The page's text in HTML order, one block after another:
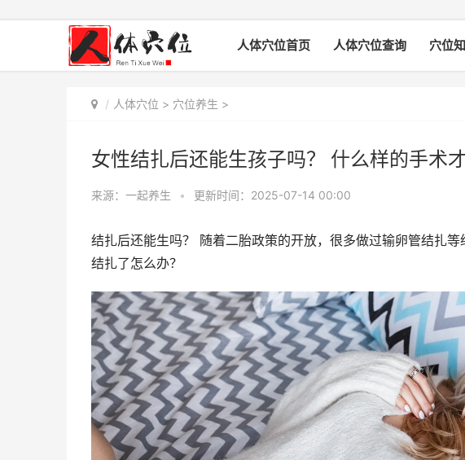
人体穴位首页 人体穴位查询 穴位
人体穴位 > 穴位养生 >
女性结扎后还能生孩子吗？ 什么样的手术
来源：一起养生 • 更新时间：2025-07-14 00:00
结扎后还能生吗？ 随着二胎政策的开放，很多做过输卵管结扎
结扎了怎么办？